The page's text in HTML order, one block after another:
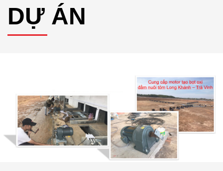
DỰ ÁN